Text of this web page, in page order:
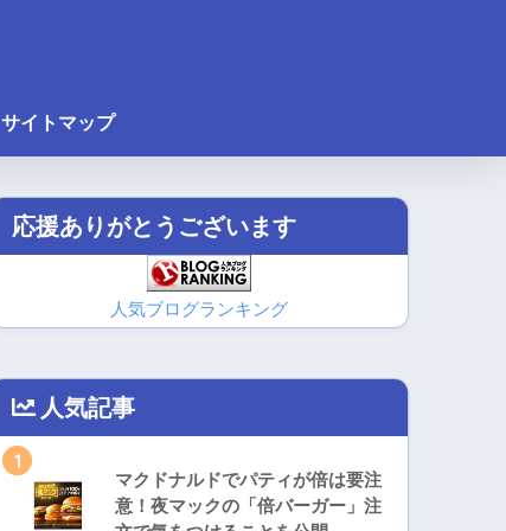
サイトマップ
応援ありがとうございます
人気ブログランキング
人気記事
1
マクドナルドでパティが倍は要注
意！夜マックの「倍バーガー」注